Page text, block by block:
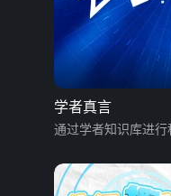
学者真言
通过学者知识库进行